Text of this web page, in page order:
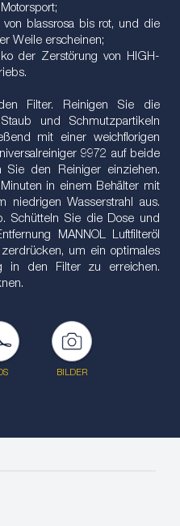
blassrosa bis rot, und die
Weile erscheinen;
der Zerstörung von HIGH-
Filter. Reinigen Sie die
und Schmutzpartikeln
mit einer weichflorigen
9972 auf beide
Sie den Reiniger einziehen.
in einem Behälter mit
niedrigen Wasserstrahl aus.
Schütteln Sie die Dose und
MANNOL Luftfilteröl
um ein optimales
in den Filter zu erreichen.
BILDER